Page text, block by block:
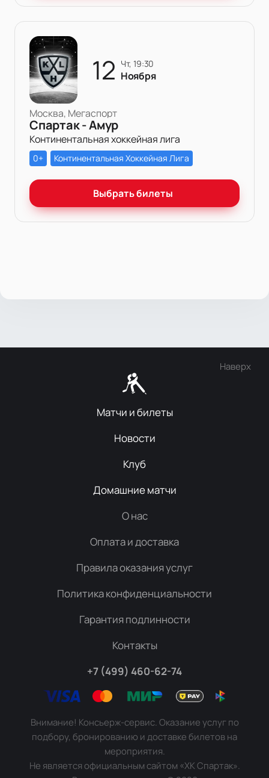
12 чт, 19:30
Ноября
Москва, Мегаспорт
Спартак - Амур
Континентальная хоккейная лига
0+ Континентальная Хоккейная Лига
Выбрать билеты
Наверх
Матчи и билеты
Новости
Клуб
Домашние матчи
О нас
Оплата и доставка
Правила оказания услуг
Политика конфиденциальности
Гарантия подлинности
Контакты
+7 (499) 460-62-74
Внимание! Консьерж-сервис. Оказание услуг по
подбору, бронированию и доставке билетов на
мероприятия.
Не является официальным сайтом «ХК Спартак».